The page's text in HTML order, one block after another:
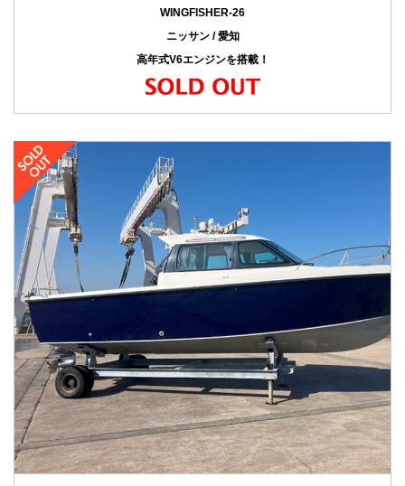
WINGFISHER-26
ニッサン / 愛知
高年式V6エンジンを搭載！